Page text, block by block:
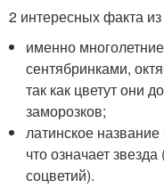
2 интересных факта
именно
сентябринками,
так как цветут они
заморозков;
латинское
что означает
соцветий).